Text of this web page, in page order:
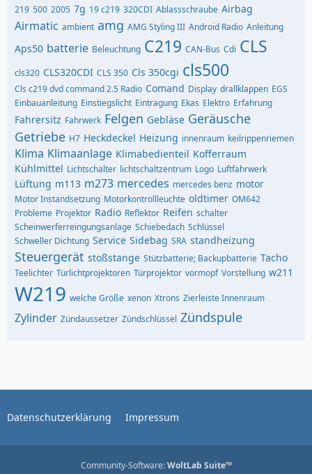
219 500 2005 7g 19 c219 320CDI Ablassschraube Airbag
Airmatic ambient amg AMG Styling III Android Radio Anleitung
Aps50 batterie Beleuchtung C219 CAN-Bus Cdi CLS
cls320 CLS320CDI CLS 350 Cls 350cgi cls500
Cls c219 dvd command 2.5 Radio Comand Display drallklappen EGS
Einbauanleitung Einstiegslicht Eintragung Ekas Elektro Erfahrung
Fahrersitz Fahrwerk Felgen Gebläse Geräusche
Getriebe H7 Heckdeckel Heizung innenraum keilrippenriemen
Klima Klimaanlage Klimabedienteil Kofferraum
Kühlmittel Lichtschalter lichtschaltzentrum Logo Luftfahrwerk
Lüftung m113 m273 mercedes mercedes benz motor
Motor Instandsetzung Motorkontrollleuchte oldtimer OM642
Probleme Projektor Radio Reflektor Reifen schalter
Scheinwerferreingungsanlage Schiebedach Schlüssel
Schweller Dichtung Service Sidebag SRA standheizung
Steuergerät stoßstange Stützbatterie; Backupbatterie Tacho
Teelichter Türlichtprojektoren Türprojektor vormopf Vorstellung w211
W219 welche Größe xenon Xtrons Zierleiste Innenraum
Zylinder Zündaussetzer Zündschlüssel Zündspule
Datenschutzerklärung Impressum
Community-Software:WoltLab Suite™